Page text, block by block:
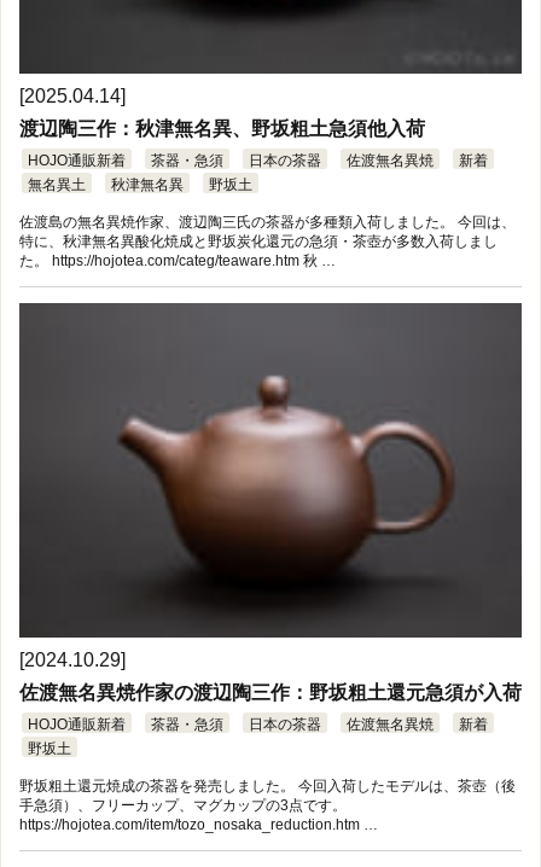
[2025.04.14]
渡辺陶三作：秋津無名異、野坂粗土急須他入荷
HOJO通販新着 茶器・急須 日本の茶器 佐渡無名異焼
新着
無名異土
秋津無名異 野坂土
佐渡島の無名異焼作家、渡辺陶三氏の茶器が多種類入荷しました。 今回は、
特に、秋津無名異酸化焼成と野坂炭化還元の急須・茶壺が多数入荷しまし
た。 https://hojotea.com/categ/teaware.htm 秋 …
[2024.10.29]
佐渡無名異焼作家の渡辺陶三作：野坂粗土還元急須が入荷
HOJO通販新着 茶器・急須 日本の茶器 佐渡無名異焼
新着
野坂土
野坂粗土還元焼成の茶器を発売しました。 今回入荷したモデルは、茶壺（後
手急須）、フリーカップ、マグカップの3点です。
https://hojotea.com/item/tozo_nosaka_reduction.htm …